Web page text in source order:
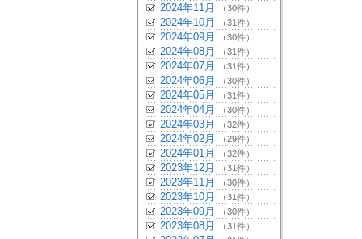
2024年11月 （30件）
2024年10月 （31件）
2024年09月 （30件）
2024年08月 （31件）
2024年07月 （31件）
2024年06月 （30件）
2024年05月 （31件）
2024年04月 （30件）
2024年03月 （32件）
2024年02月 （29件）
2024年01月 （32件）
2023年12月 （31件）
2023年11月 （30件）
2023年10月 （31件）
2023年09月 （30件）
2023年08月 （31件）